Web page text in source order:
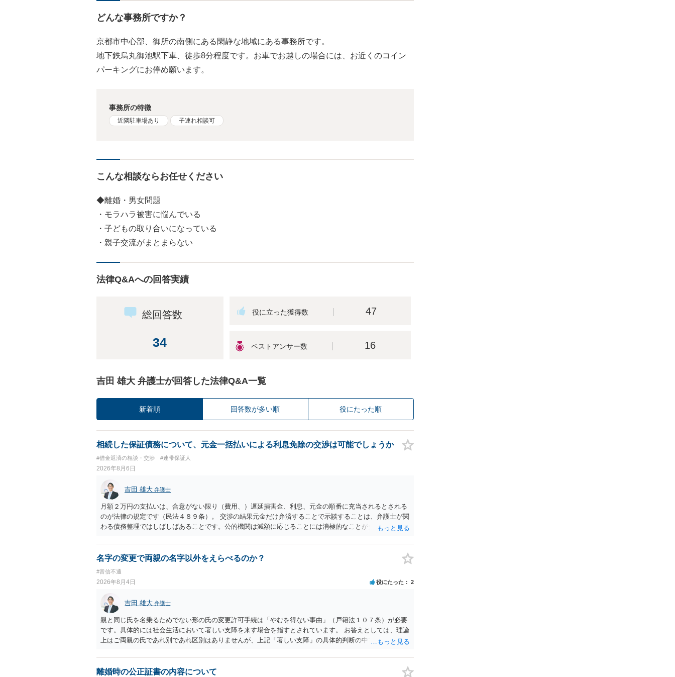
どんな事務所ですか？
京都市中心部、御所の南側にある閑静な地域にある事務所です。
地下鉄烏丸御池駅下車、徒歩8分程度です。お車でお越しの場合には、お近くのコイン
パーキングにお停め願います。
事務所の特徴
近隣駐車場あり 子連れ相談可
こんな相談ならお任せください
◆離婚・男女問題
・モラハラ被害に悩んでいる
・子どもの取り合いになっている
・親子交流がまとまらない
法律Q&Aへの回答実績
総回答数
34
47
16
吉田 雄大 弁護士が回答した法律Q&A一覧
新着順 回答数が多い順 役にたった順
相続した保証債務について、元金一括払いによる利息免除の交渉は可能でしょうか
#借金返済の相談・交渉 #連帯保証人
2026年8月6日
吉田 雄大 弁護士
月額２万円の支払いは、合意がない限り（費用、）遅延損害金、利息、元金の順番に充当されるとされる
のが法律の規定です（民法４８９条）。 交渉の結果元金だけ弁済することで示談することは、弁護士が関
わる債務整理ではしばしばあることです。公的機関は減額に応じることには消極的なことが多いものの、
名字の変更で両親の名字以外をえらべるのか？
#音信不通
2026年8月4日 役にたった 2
吉田 雄大 弁護士
親と同じ氏を名乗るためでない形の氏の変更許可手続は「やむを得ない事由」（戸籍法１０７条）が必要
です。具体的には社会生活において著しい支障を来す場合を指すとされています。 お答えとしては、理論
上はご両親の氏であれ別であれ区別はありませんが、上記「著しい支障」の具体的判断の中で、現在の氏
離婚時の公正証書の内容について